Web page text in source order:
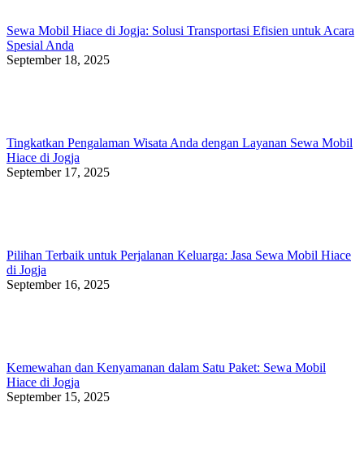
Sewa Mobil Hiace di Jogja: Solusi Transportasi Efisien untuk Acara
Spesial Anda
September 18, 2025
Tingkatkan Pengalaman Wisata Anda dengan Layanan Sewa Mobil
Hiace di Jogja
September 17, 2025
Pilihan Terbaik untuk Perjalanan Keluarga: Jasa Sewa Mobil Hiace
di Jogja
September 16, 2025
Kemewahan dan Kenyamanan dalam Satu Paket: Sewa Mobil
Hiace di Jogja
September 15, 2025